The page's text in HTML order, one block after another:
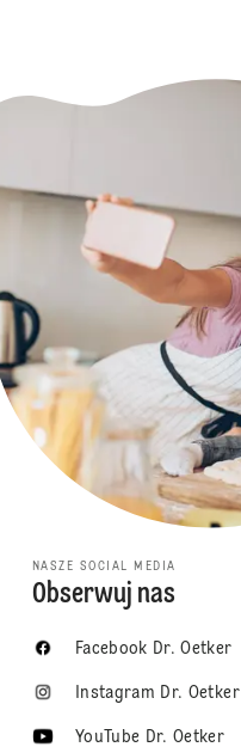
NASZE SOCIAL MEDIA
Obserwuj nas
Facebook Dr. Oetker
Instagram Dr. Oetker
YouTube Dr. Oetker